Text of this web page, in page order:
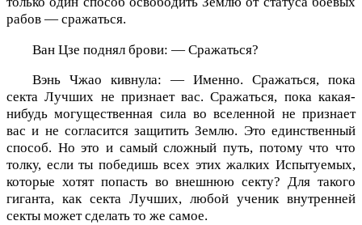
рабов — сражаться.
Ван Цзе поднял брови: — Сражаться?
Вэнь Чжао кивнула: — Именно. Сражаться, пока
секта Лучших не признает вас. Сражаться, пока какая-
нибудь могущественная сила во вселенной не признает
вас и не согласится защитить Землю. Это единственный
способ. Но это и самый сложный путь, потому что что
толку, если ты победишь всех этих жалких Испытуемых,
которые хотят попасть во внешнюю секту? Для такого
гиганта, как секта Лучших, любой ученик внутренней
секты может сделать то же самое.